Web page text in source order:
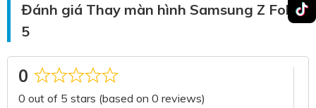
Đánh giá Thay màn hình Samsung Z Fold
5
0
Rated
0
0 out of 5 stars (based on 0 reviews)